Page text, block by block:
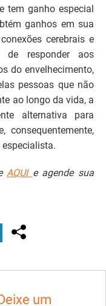
tem ganho especial
ganhos em sua
cerebrais e
de responder aos
do envelhecimento,
pessoas que não
ao longo da vida, a
alternativa para
AQUI e agende sua
um